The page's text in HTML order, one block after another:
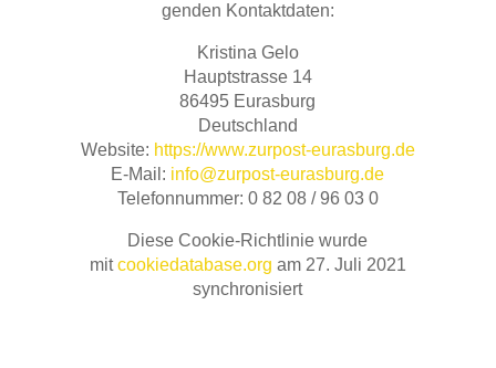
gen­den Kontaktdaten:
Kris­ti­na Gelo
Haupt­stras­se 14
86495 Euras­burg
Deutsch­land
Web­site: https://www.zurpost-eurasburg.de
E‑Mail: info@zurpost-eurasburg.de
Tele­fon­num­mer: 0 82 08 / 96 03 0
Die­se Coo­kie-Richt­li­nie wur­de
mit cookiedatabase.org am 27. Juli 2021
synchronisiert